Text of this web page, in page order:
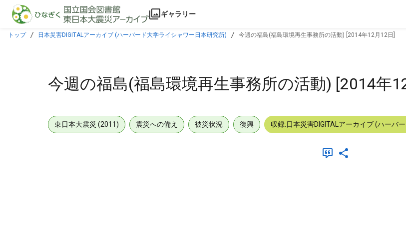
本文に飛ぶ
ギャラリー
トップ 日本災害DIGITALアーカイブ (ハーバード大学ライシャワー日本研究所) 今週の福島(福島環境再生事務所の活動) [2014年12月12日]
今週の福島(福島環境再生事務所の活動) [2014年
東日本大震災 (2011) 震災への備え 被災状況 復興 収録:日本災害DIGITALアーカイブ (ハーバ